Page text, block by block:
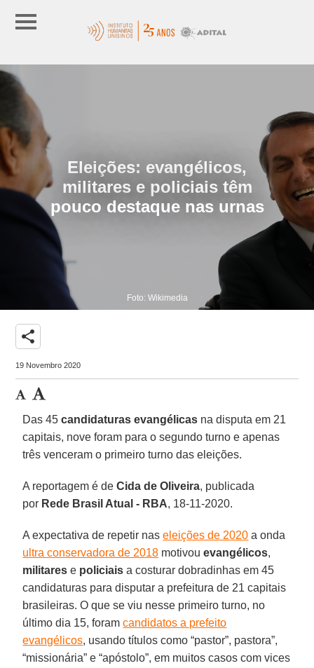
Eleições: evangélicos,
militares e policiais têm
pouco destaque nas urnas
Foto: Wikimedia
share
19 Novembro 2020
Das 45candidaturas evangélicas na disputa em 21
capitais, nove foram para o segundo turno e apenas
três venceram o primeiro turno das eleições.
A reportagem é deCida de Oliveira, publicada
por Rede Brasil Atual - RBA, 18-11-2020.
A expectativa de repetir naseleições de 2020 a onda
ultra conservadora de 2018 motivouevangélicos,
militares e policiais a costurar dobradinhas em 45
candidaturas para disputar a prefeitura de 21 capitais
brasileiras. O que se viu nesse primeiro turno, no
último dia 15, foramcandidatos a prefeito
evangélicos, usando títulos como “pastor”, pastora”,
“missionária” e “apóstolo”, em muitos casos com vices